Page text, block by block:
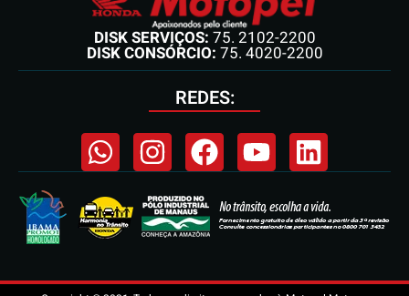
DISK SERVIÇOS: 75. 2102-2200
DISK CONSÓRCIO: 75. 4020-2200
REDES: